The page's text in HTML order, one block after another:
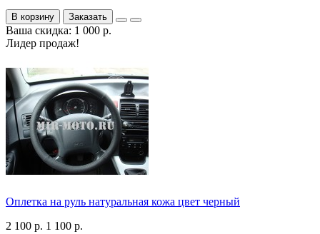
В корзину Заказать
Ваша скидка: 1 000 р.
Лидер продаж!
Оплетка на руль натуральная кожа цвет черный
2 100 р. 1 100 р.